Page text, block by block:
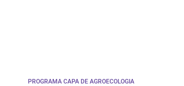
PROGRAMA CAPA DE AGROECOLOGIA